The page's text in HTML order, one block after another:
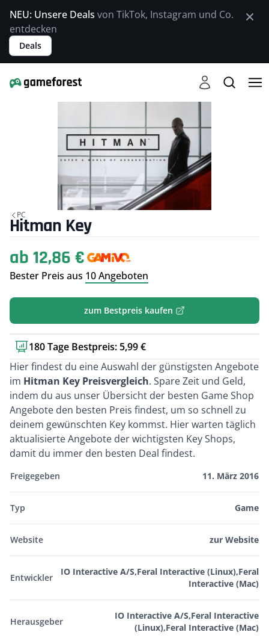
NEU: Unsere Deals von TikTok, Instagram und Co.
entdecken
Deals
PC
Hitman Key
ab 12,86 €
Bester Preis aus 10 Angeboten
zum Bestpreis kaufen
180 Tage Bestpreis: 5,99 €
Kurzbeschreibung
Hier findest du eine Auswahl der günstigsten Angebote
im Hitman Key Preisvergleich. Spare Zeit und Geld,
indem du aus unser Übersicht der besten Game Shop
Angebote den besten Preis findest, um so schnell zu
deinem gewünschten Key kommst. Hier warten täglich
aktualisierte Angebote der wichtigsten Key Shops,
damit du immer den besten Deal findest.
Freigegeben 11. März 2016
Typ Game
Website zur Website
Entwickler
IO Interactive A/S,Feral Interactive (Linux),Feral
Interactive (Mac)
Herausgeber
IO Interactive A/S,Feral Interactive
(Linux),Feral Interactive (Mac)